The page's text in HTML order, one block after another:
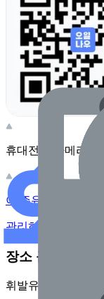
휴대전화 카메라로
이 주유소의 사장님
관리하기
장소 근처 주유소
휘발유